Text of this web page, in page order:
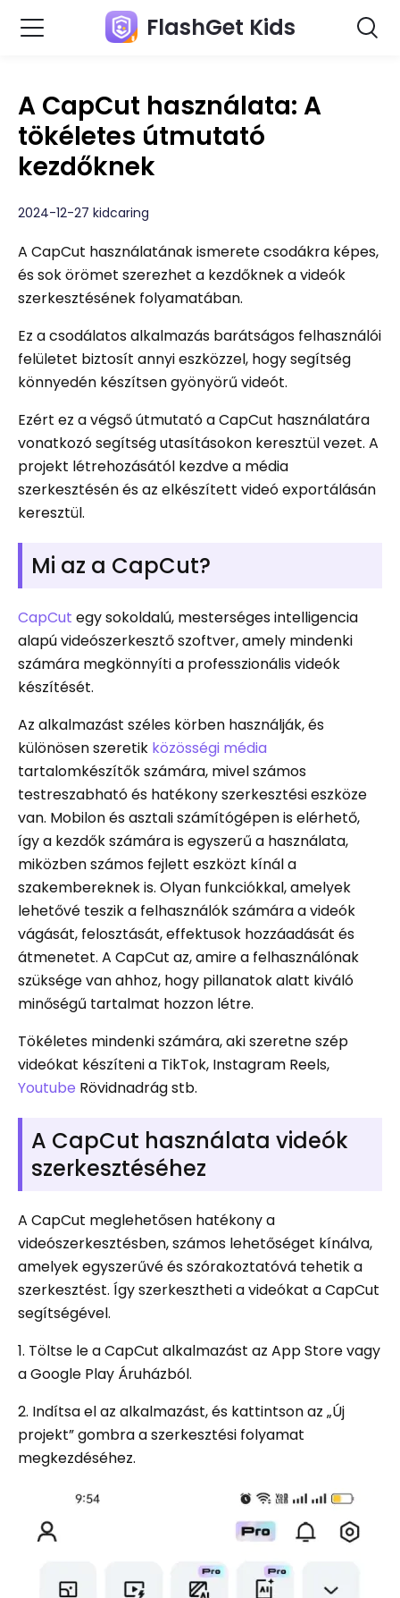
FlashGet Kids
A CapCut használata: A
tökéletes útmutató
kezdőknek
2024-12-27 kidcaring
A CapCut használatának ismerete csodákra képes,
és sok örömet szerezhet a kezdőknek a videók
szerkesztésének folyamatában.
Ez a csodálatos alkalmazás barátságos felhasználói
felületet biztosít annyi eszközzel, hogy segítség
könnyedén készítsen gyönyörű videót.
Ezért ez a végső útmutató a CapCut használatára
vonatkozó segítség utasításokon keresztül vezet. A
projekt létrehozásától kezdve a média
szerkesztésén és az elkészített videó exportálásán
keresztül.
Mi az a CapCut?
CapCut egy sokoldalú, mesterséges intelligencia
alapú videószerkesztő szoftver, amely mindenki
számára megkönnyíti a professzionális videók
készítését.
Az alkalmazást széles körben használják, és
különösen szeretik közösségi média
tartalomkészítők számára, mivel számos
testreszabható és hatékony szerkesztési eszköze
van. Mobilon és asztali számítógépen is elérhető,
így a kezdők számára is egyszerű a használata,
miközben számos fejlett eszközt kínál a
szakembereknek is. Olyan funkciókkal, amelyek
lehetővé teszik a felhasználók számára a videók
vágását, felosztását, effektusok hozzáadását és
átmenetet. A CapCut az, amire a felhasználónak
szüksége van ahhoz, hogy pillanatok alatt kiváló
minőségű tartalmat hozzon létre.
Tökéletes mindenki számára, aki szeretne szép
videókat készíteni a TikTok, Instagram Reels,
Youtube Rövidnadrág stb.
A CapCut használata videók
szerkesztéséhez
A CapCut meglehetősen hatékony a
videószerkesztésben, számos lehetőséget kínálva,
amelyek egyszerűvé és szórakoztatóvá tehetik a
szerkesztést. Így szerkesztheti a videókat a CapCut
segítségével.
1. Töltse le a CapCut alkalmazást az App Store vagy
a Google Play Áruházból.
2. Indítsa el az alkalmazást, és kattintson az „Új
projekt” gombra a szerkesztési folyamat
megkezdéséhez.